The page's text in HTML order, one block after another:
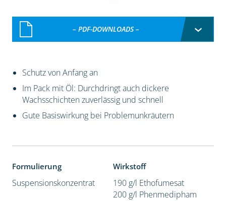
– PDF-DOWNLOADS –
Schutz von Anfang an
Im Pack mit Öl: Durchdringt auch dickere
Wachsschichten zuverlässig und schnell
Gute Basiswirkung bei Problemunkräutern
Formulierung
Suspensionskonzentrat
Wirkstoff
190 g/l Ethofumesat
200 g/l Phenmedipham